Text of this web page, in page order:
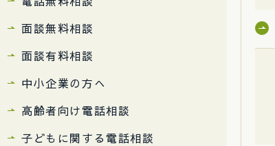
面談無料相談
面談有料相談
中小企業の方へ
高齢者向け電話相談
子どもに関する電話相談